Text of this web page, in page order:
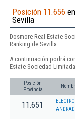
Posición 11.656
Sevilla
Dosmore Real Estate
Ranking de Sevilla.
A continuación podrá
Estate Sociedad
Posición
Provincia
11.651